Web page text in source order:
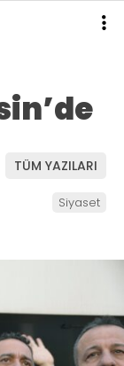
TÜM YAZILARI
Siyaset